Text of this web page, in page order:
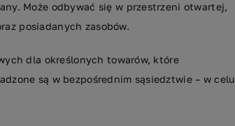
Może odbywać się w przestrzeni otwartej,
posiadanych zasobów.
dla określonych towarów, które
są w bezpośrednim sąsiedztwie – w celu